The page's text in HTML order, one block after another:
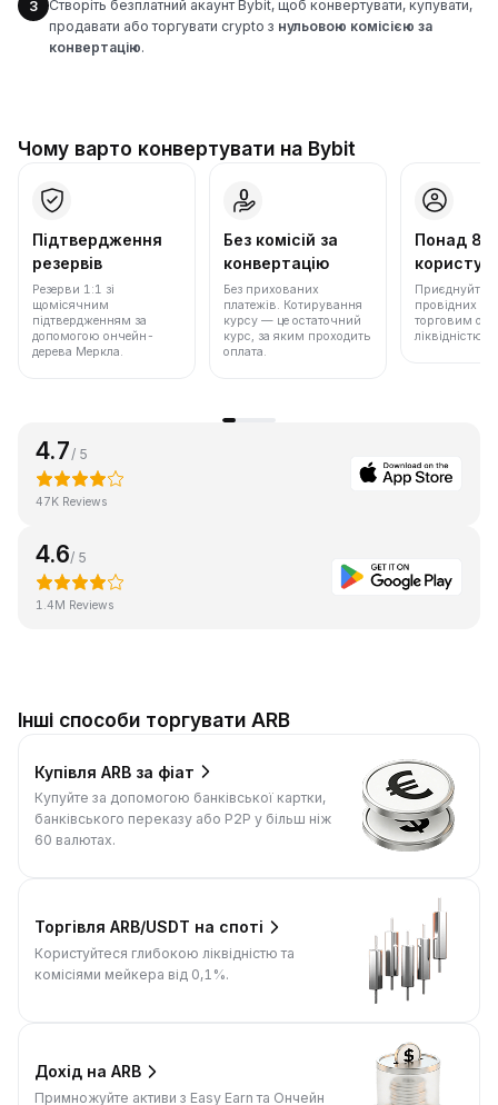
3
Створіть безплатний акаунт Bybit, щоб конвертувати, купувати,
продавати або торгувати crypto з нульовою комісією за
конвертацію.
Чому варто конвертувати на Bybit
Підтвердження
резервів
Резерви 1:1 зі
щомісячним
підтвердженням за
допомогою ончейн-
дерева Меркла.
Без комісій за
конвертацію
Без прихованих
платежів. Котирування
курсу — це остаточний
курс, за яким проходить
оплата.
Понад 86
Приєднуйтеся
провідних
торговим
ліквідністю.
4.7 / 5
47K Reviews
4.6/ 5
1.4M Reviews
Інші способи торгувати ARB
Купівля ARB за фіат
Купуйте за допомогою банківської картки,
банківського переказу або P2P у більш ніж
60 валютах.
Торгівля ARB/USDT на споті
Користуйтеся глибокою ліквідністю та
комісіями мейкера від 0,1%.
Дохід на ARB
Примножуйте активи з Easy Earn та Ончейн